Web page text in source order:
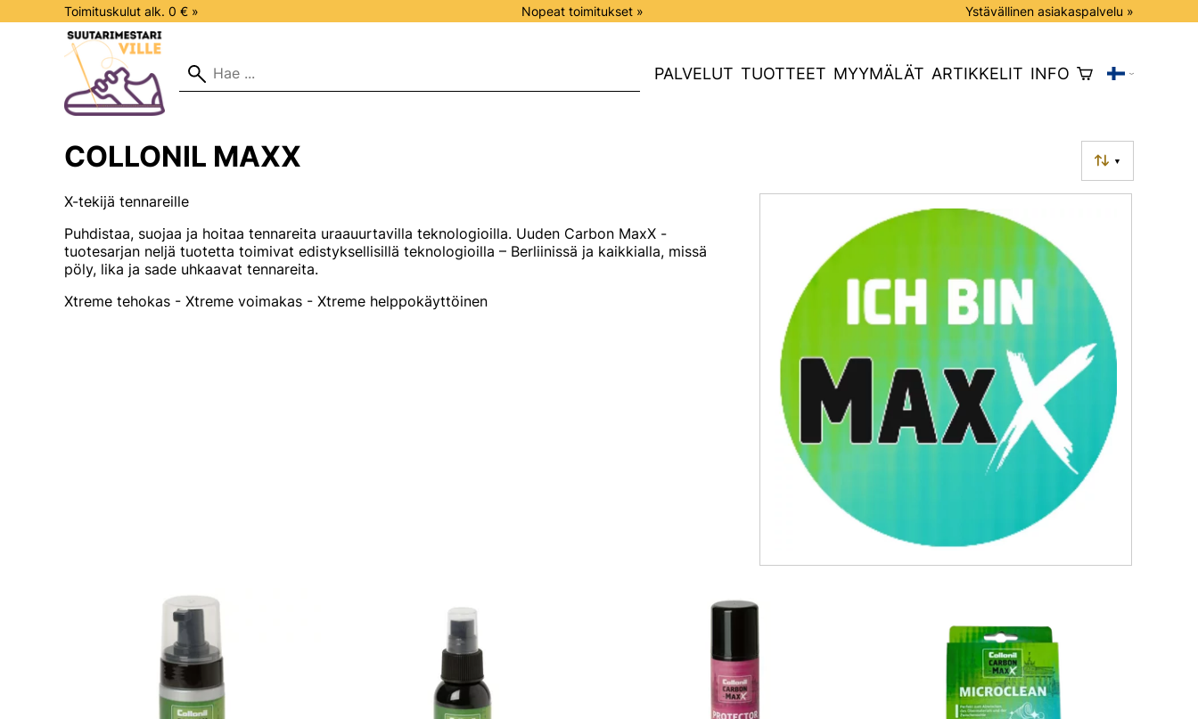
Toimituskulut alk. 0 € » Nopeat toimitukset » Ystävällinen asiakaspalvelu »
PALVELUT TUOTTEET MYYMÄLÄT ARTIKKELIT INFO
▼
COLLONIL MAXX
X-tekijä tennareille
Puhdistaa, suojaa ja hoitaa tennareita uraauurtavilla teknologioilla. Uuden Carbon MaxX -
tuotesarjan neljä tuotetta toimivat edistyksellisillä teknologioilla – Berliinissä ja kaikkialla, missä
pöly, lika ja sade uhkaavat tennareita.
Xtreme tehokas - Xtreme voimakas - Xtreme helppokäyttöinen